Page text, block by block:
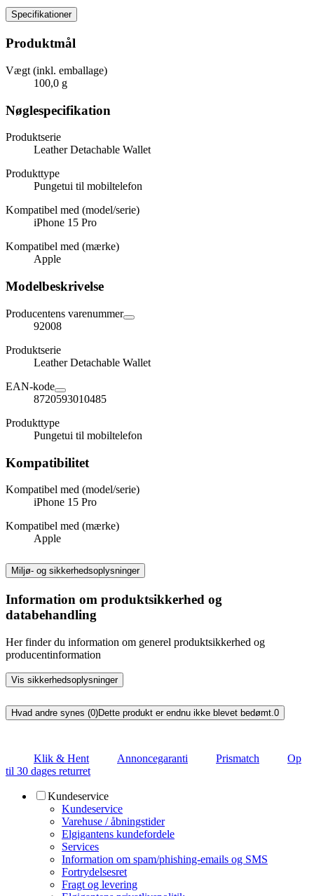
Specifikationer
Produktmål
Vægt (inkl. emballage)
100,0 g
Nøglespecifikation
Produktserie
Leather Detachable Wallet
Produkttype
Pungetui til mobiltelefon
Kompatibel med (model/serie)
iPhone 15 Pro
Kompatibel med (mærke)
Apple
Modelbeskrivelse
Producentens varenummer
92008
Produktserie
Leather Detachable Wallet
EAN-kode
8720593010485
Produkttype
Pungetui til mobiltelefon
Kompatibilitet
Kompatibel med (model/serie)
iPhone 15 Pro
Kompatibel med (mærke)
Apple
Miljø- og sikkerhedsoplysninger
Information om produktsikkerhed og
databehandling
Her finder du information om generel produktsikkerhed og
producentinformation
Vis sikkerhedsoplysninger
Hvad andre synes (0)Dette produkt er endnu ikke blevet bedømt. 0
Klik & Hent Annoncegaranti Prismatch
Op
til 30 dages returret
Kundeservice
Kundeservice
Varehuse / åbningstider
Elgigantens kundefordele
Services
Information om spam/phishing-emails og SMS
Fortrydelsesret
Fragt og levering